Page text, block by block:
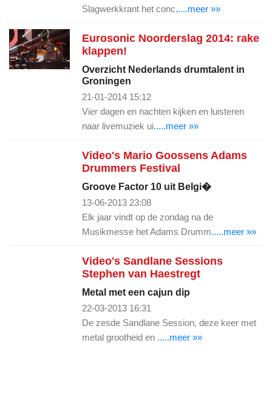
Slagwerkkrant het conc.....meer »»
Eurosonic Noorderslag 2014: rake
klappen!
Overzicht Nederlands drumtalent in
Groningen
21-01-2014 15:12
Vier dagen en nachten kijken en luisteren
naar livemuziek ui.....meer »»
Video's Mario Goossens Adams
Drummers Festival
Groove Factor 10 uit Belgi�
13-06-2013 23:08
Elk jaar vindt op de zondag na de
Musikmesse het Adams Drumm.....meer »»
Video's Sandlane Sessions
Stephen van Haestregt
Metal met een cajun dip
22-03-2013 16:31
De zesde Sandlane Session, deze keer met
metal grootheid en .....meer »»